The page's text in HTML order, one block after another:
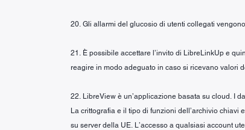
20. Gli allarmi del glucosio di utenti collegati
21. È possibile accettare l’invito di LibreLinkUp e
reagire in modo adeguato in caso si ricevano valori
22. LibreView è un’applicazione basata su cloud. I
La crittografia e il tipo di funzioni dell’archivio chiavi
su server della UE. L’accesso a qualsiasi account